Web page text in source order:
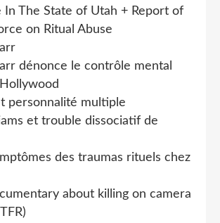
In The State of Utah + Report of
on Ritual Abuse
dénonce le contrôle mental
personnalité multiple
et trouble dissociatif de
des traumas rituels chez
about killing on camera